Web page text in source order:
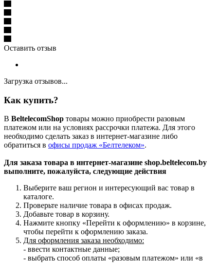
Оставить отзыв
Загрузка отзывов...
Как купить?
В BeltelecomShop товары можно приобрести разовым
платежом или на условиях рассрочки платежа. Для этого
необходимо сделать заказ в интернет-магазине либо
обратиться в офисы продаж «Белтелеком».
Для заказа товара в интернет-магазине shop.beltelecom.by
выполните, пожалуйста, следующие действия
Выберите ваш регион и интересующий вас товар в
каталоге.
Проверьте наличие товара в офисах продаж.
Добавьте товар в корзину.
Нажмите кнопку «Перейти к оформлению» в корзине,
чтобы перейти к оформлению заказа.
Для оформления заказа необходимо:
- ввести контактные данные;
- выбрать способ оплаты «разовым платежом» или «в